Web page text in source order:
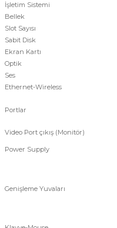
İşletim Sistemi
Bellek
Slot Sayısı
Sabit Disk
Ekran Kartı
Optik
Ses
Ethernet-Wireless
Portlar
Video Port çıkış (Monitör)
Power Supply
Genişleme Yuvaları